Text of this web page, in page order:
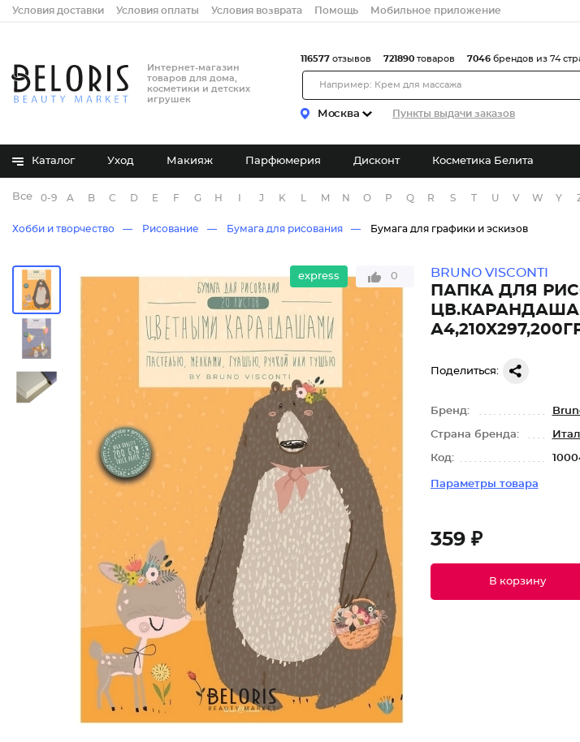
Условия доставки Условия оплаты Условия возврата Помощь Мобильное приложение
Интернет-магазин
товаров для дома,
косметики и детских
игрушек
Москва Пункты выдачи заказов
116577 отзывов 721890 товаров 7046 брендов из 74
Каталог Уход Макияж Парфюмерия Дисконт Косметика Белита
Все бренды
0-9 A B C D E F G H J K M N O P Q R S T U V W Y
Хобби и творчество Рисование Бумага для рисования Бумага для графики и эскизов
express 0 BRUNO VISCONTI
ПАПКА ДЛЯ
Поделиться:
Бренд:
Страна бренда:
Код:
Параметры товара
359 ₽
В корзину